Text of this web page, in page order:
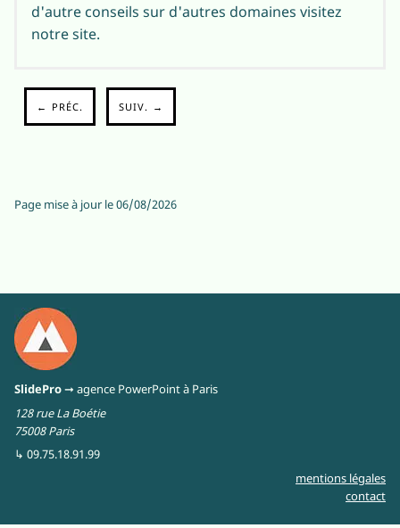
d'autre conseils sur d'autres domaines visitez
notre site.
← PRÉC. SUIV. →
Page mise à jour le06/08/2026
SlidePro➞ agence PowerPoint à Paris
128 rue La Boétie
75008 Paris
↳ 09.75.18.91.99
mentions légales
contact